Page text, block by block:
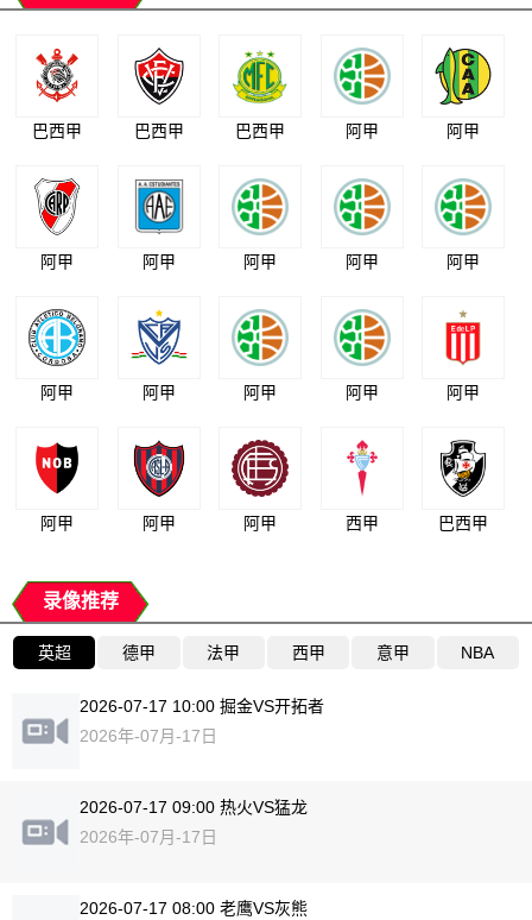
巴西甲 巴西甲 巴西甲 阿甲 阿甲
阿甲 阿甲 阿甲 阿甲 阿甲
阿甲 阿甲 阿甲 阿甲 阿甲
阿甲 阿甲 阿甲 西甲 巴西甲
录像推荐
英超 德甲 法甲 西甲 意甲 NBA
2026-07-17 10:00 掘金VS开拓者
2026年-07月-17日
2026-07-17 09:00 热火VS猛龙
2026年-07月-17日
2026-07-17 08:00 老鹰VS灰熊